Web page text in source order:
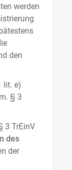
werden
den
lit. e)
§ 3
3 TrEinV
des
der